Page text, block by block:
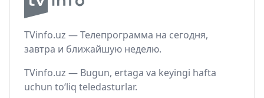
TVinfo.uz — Телепрограмма на сегодня,
завтра и ближайшую неделю.
TVinfo.uz — Bugun, ertaga va keyingi hafta
uchun to‘liq teledasturlar.